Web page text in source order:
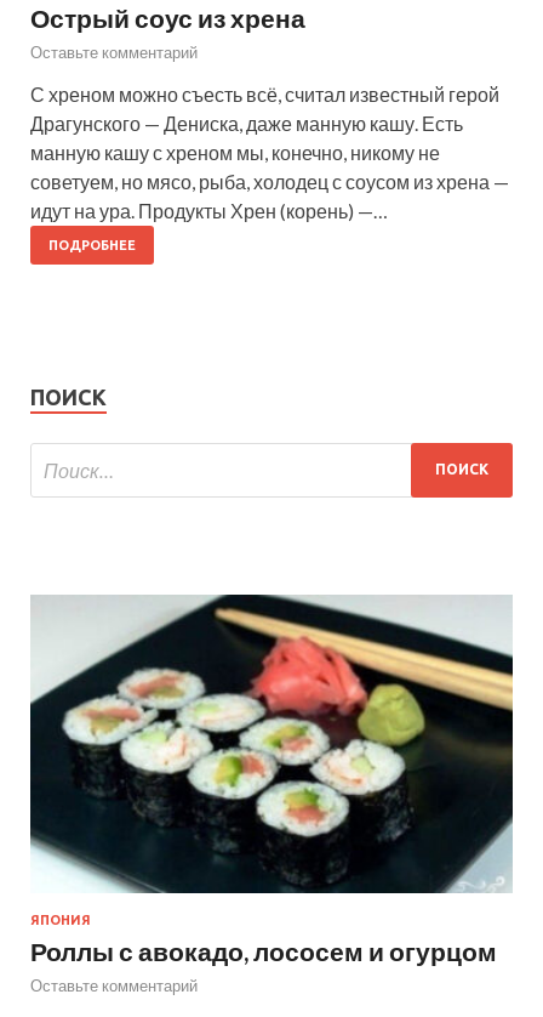
Острый соус из хрена
Оставьте комментарий
С хреном можно съесть всё, считал известный герой
Драгунского — Дениска, даже манную кашу. Есть
манную кашу с хреном мы, конечно, никому не
советуем, но мясо, рыба, холодец с соусом из хрена —
идут на ура. Продукты Хрен (корень) —…
ПОДРОБНЕЕ
ПОИСК
ЯПОНИЯ
Роллы с авокадо, лососем и огурцом
Оставьте комментарий